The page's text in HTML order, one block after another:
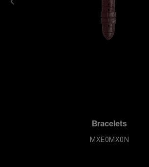
Bracelets
MXE0MX0N